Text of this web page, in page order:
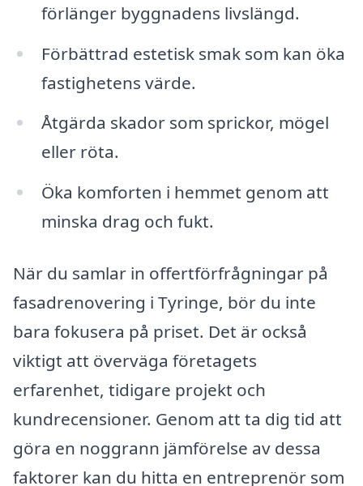
förlänger byggnadens livslängd.
Förbättrad estetisk smak som kan öka
fastighetens värde.
Åtgärda skador som sprickor, mögel
eller röta.
Öka komforten i hemmet genom att
minska drag och fukt.
När du samlar in offertförfrågningar på
fasadrenovering i Tyringe, bör du inte
bara fokusera på priset. Det är också
viktigt att överväga företagets
erfarenhet, tidigare projekt och
kundrecensioner. Genom att ta dig tid att
göra en noggrann jämförelse av dessa
faktorer kan du hitta en entreprenör som